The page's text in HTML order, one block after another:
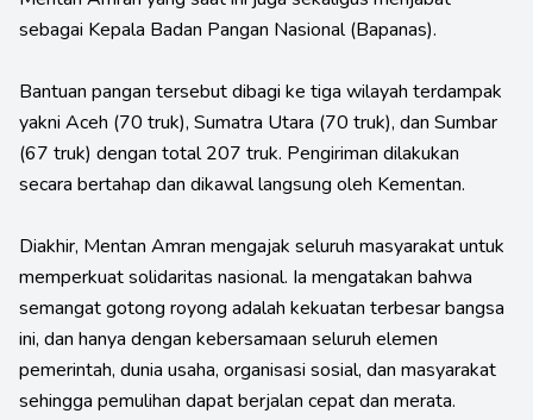
sebagai Kepala Badan Pangan Nasional (Bapanas).
Bantuan pangan tersebut dibagi ke tiga wilayah terdampak
yakni Aceh (70 truk), Sumatra Utara (70 truk), dan Sumbar
(67 truk) dengan total 207 truk. Pengiriman dilakukan
secara bertahap dan dikawal langsung oleh Kementan.
Diakhir, Mentan Amran mengajak seluruh masyarakat untuk
memperkuat solidaritas nasional. Ia mengatakan bahwa
semangat gotong royong adalah kekuatan terbesar bangsa
ini, dan hanya dengan kebersamaan seluruh elemen
pemerintah, dunia usaha, organisasi sosial, dan masyarakat
sehingga pemulihan dapat berjalan cepat dan merata.